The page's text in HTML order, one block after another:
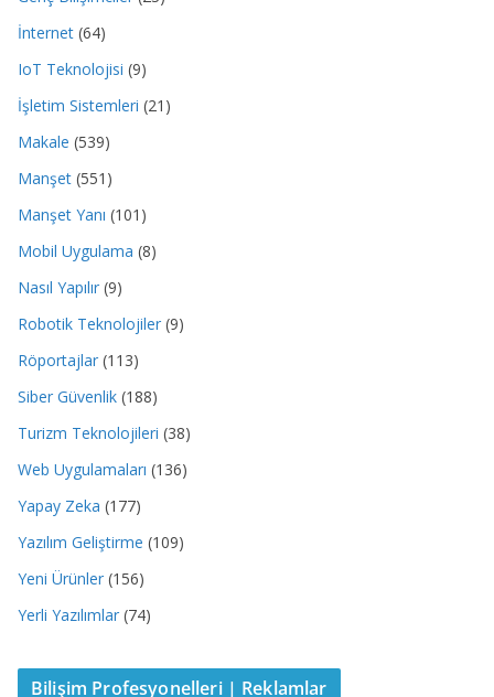
İnternet (64)
IoT Teknolojisi (9)
İşletim Sistemleri (21)
Makale (539)
Manşet (551)
Manşet Yanı (101)
Mobil Uygulama (8)
Nasıl Yapılır (9)
Robotik Teknolojiler (9)
Röportajlar (113)
Siber Güvenlik (188)
Turizm Teknolojileri (38)
Web Uygulamaları (136)
Yapay Zeka (177)
Yazılım Geliştirme (109)
Yeni Ürünler (156)
Yerli Yazılımlar (74)
Bilişim Profesyonelleri | Reklamlar